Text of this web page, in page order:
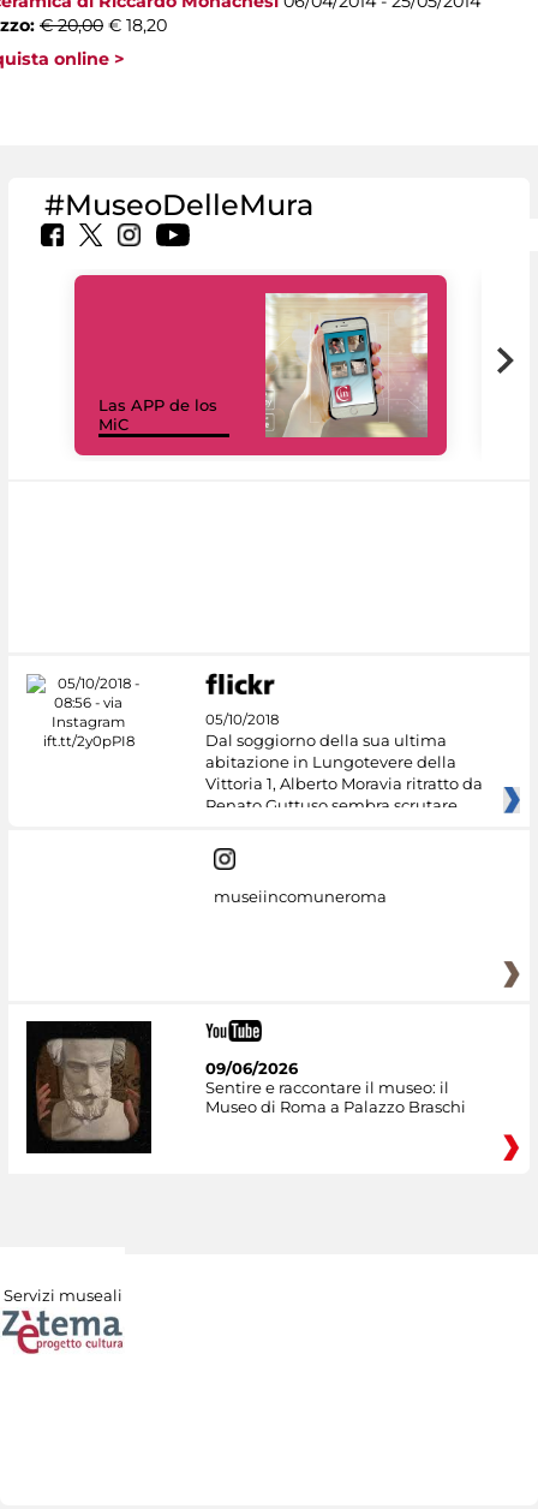
€ 20,00 € 18,20
online >
#MuseoDelleMura
Las APP de los
MiC
05/10/2018
Dal soggiorno della sua ultima
abitazione in Lungotevere della
Vittoria 1, Alberto Moravia ritratto da
Renato Guttuso sembra scrutare
museiincomuneroma
09/06/2026
Sentire e raccontare il museo: il
Museo di Roma a Palazzo Braschi
Servizi museali